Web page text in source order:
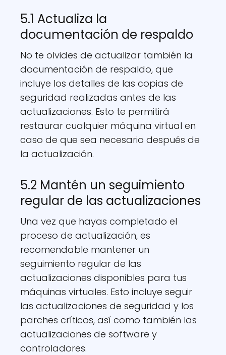
5.1 Actualiza la
documentación de respaldo
No te olvides de actualizar también la
documentación de respaldo, que
incluye los detalles de las copias de
seguridad realizadas antes de las
actualizaciones. Esto te permitirá
restaurar cualquier máquina virtual en
caso de que sea necesario después de
la actualización.
5.2 Mantén un seguimiento
regular de las actualizaciones
Una vez que hayas completado el
proceso de actualización, es
recomendable mantener un
seguimiento regular de las
actualizaciones disponibles para tus
máquinas virtuales. Esto incluye seguir
las actualizaciones de seguridad y los
parches críticos, así como también las
actualizaciones de software y
controladores.